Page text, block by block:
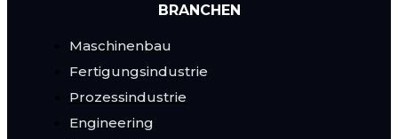
BRANCHEN
Maschinenbau
Fertigungsindustrie
Prozessindustrie
Engineering